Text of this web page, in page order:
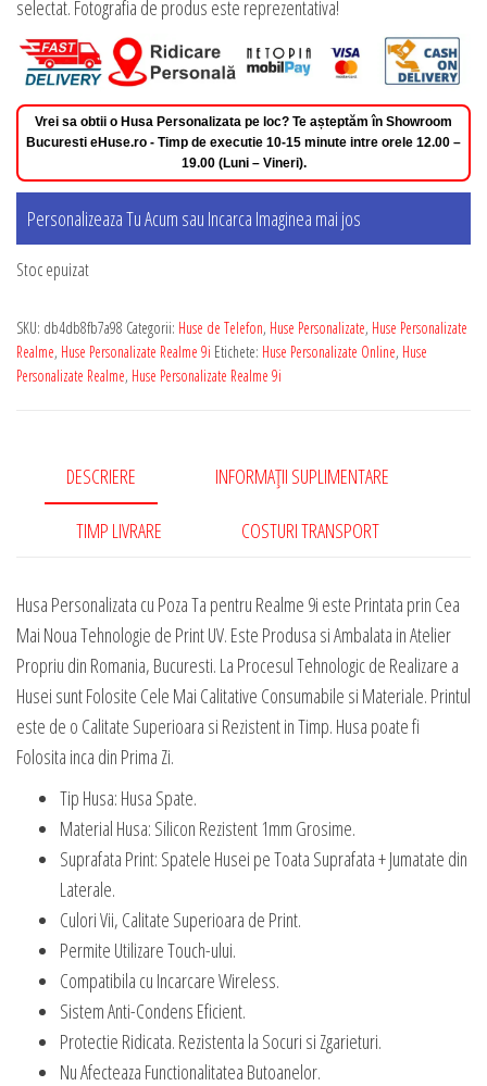
selectat. Fotografia de produs este reprezentativa!
Vrei sa obtii o Husa Personalizata pe loc? Te așteptăm în Showroom
Bucuresti eHuse.ro - Timp de executie 10-15 minute intre orele 12.00 –
19.00 (Luni – Vineri).
Personalizeaza Tu Acum sau Incarca Imaginea mai jos
Stoc epuizat
SKU: db4db8fb7a98 Categorii: Huse de Telefon, Huse Personalizate, Huse Personalizate
Realme, Huse Personalizate Realme 9i Etichete: Huse Personalizate Online, Huse
Personalizate Realme, Huse Personalizate Realme 9i
DESCRIERE INFORMAȚII SUPLIMENTARE
TIMP LIVRARE COSTURI TRANSPORT
Husa Personalizata cu Poza Ta pentru Realme 9i este Printata prin Cea
Mai Noua Tehnologie de Print UV. Este Produsa si Ambalata in Atelier
Propriu din Romania, Bucuresti. La Procesul Tehnologic de Realizare a
Husei sunt Folosite Cele Mai Calitative Consumabile si Materiale. Printul
este de o Calitate Superioara si Rezistent in Timp. Husa poate fi
Folosita inca din Prima Zi.
Tip Husa: Husa Spate.
Material Husa: Silicon Rezistent 1mm Grosime.
Suprafata Print: Spatele Husei pe Toata Suprafata + Jumatate din
Laterale.
Culori Vii, Calitate Superioara de Print.
Permite Utilizare Touch-ului.
Compatibila cu Incarcare Wireless.
Sistem Anti-Condens Eficient.
Protectie Ridicata. Rezistenta la Socuri si Zgarieturi.
Nu Afecteaza Functionalitatea Butoanelor.